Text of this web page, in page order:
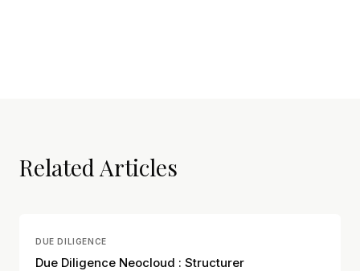
Related Articles
DUE DILIGENCE
Due Diligence Neocloud : Structurer